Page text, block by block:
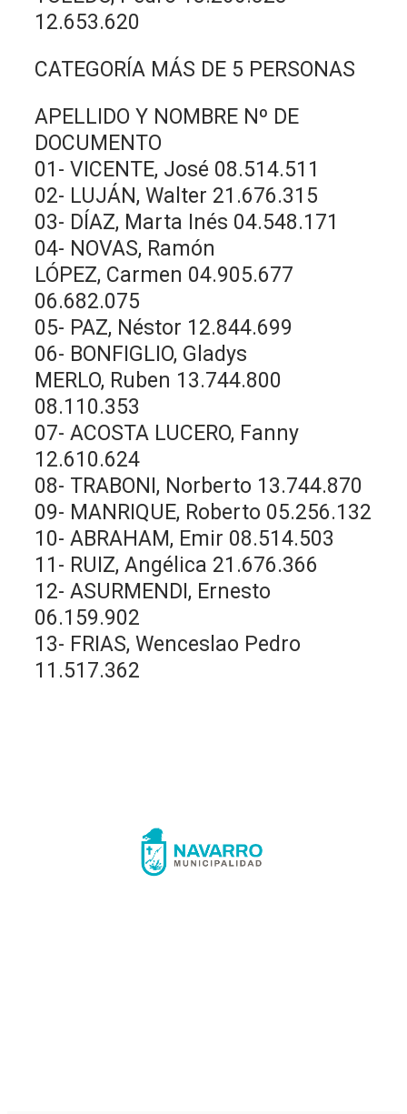
12.653.620
CATEGORÍA MÁS DE 5 PERSONAS
APELLIDO Y NOMBRE Nº DE
DOCUMENTO
01- VICENTE, José 08.514.511
02- LUJÁN, Walter 21.676.315
03- DÍAZ, Marta Inés 04.548.171
04- NOVAS, Ramón
LÓPEZ, Carmen 04.905.677
06.682.075
05- PAZ, Néstor 12.844.699
06- BONFIGLIO, Gladys
MERLO, Ruben 13.744.800
08.110.353
07- ACOSTA LUCERO, Fanny
12.610.624
08- TRABONI, Norberto 13.744.870
09- MANRIQUE, Roberto 05.256.132
10- ABRAHAM, Emir 08.514.503
11- RUIZ, Angélica 21.676.366
12- ASURMENDI, Ernesto
06.159.902
13- FRIAS, Wenceslao Pedro
11.517.362